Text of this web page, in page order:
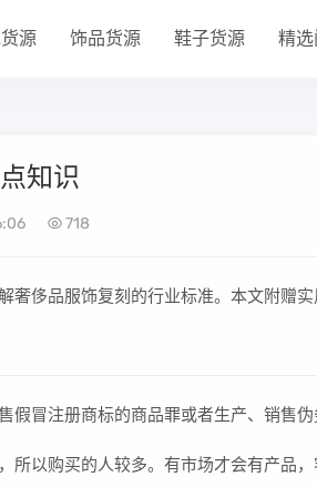
源 饰品货源 鞋子货源 精
知识
718
侈品服饰复刻的行业标准。本文附赠实
冒注册商标的商品罪或者生产、销售伪
所以购买的人较多。有市场才会有产品